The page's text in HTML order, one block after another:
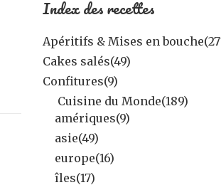
Index des recettes
Apéritifs & Mises en bouche
Cakes salés(49)
Confitures(9)
Cuisine du Monde(189)
amériques(9)
asie(49)
europe(16)
îles(17)